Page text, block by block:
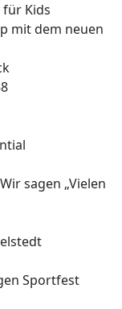
für Kids
mit dem neuen
sagen „Vielen
Sportfest